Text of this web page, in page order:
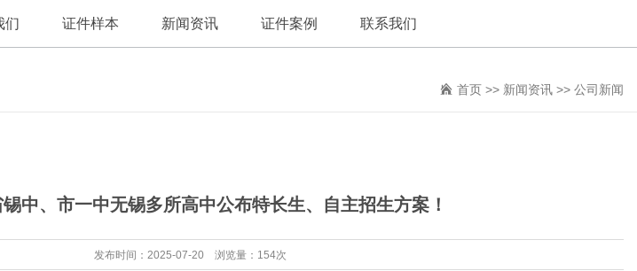
们 证件样本 新闻资讯 证件案例 联系我们
首页 >> 新闻资讯 >> 公司新闻
中、市一中无锡多所高中公布特长生、自主招生方案！
发布时间：2025-07-20 浏览量：154次